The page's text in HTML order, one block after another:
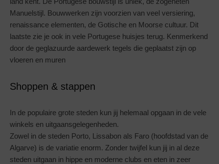
Manuelstijl. Bouwwerken zijn voorzien van veel versiering,
renaissance elementen, de Gotische en Moorse cultuur. Dit
laatste zie je ook in vele Portugese huisjes terug. Kenmerkend
door de geglazuurde aardewerk tegels die geplaatst zijn op
vloeren en muren
Shoppen & stappen
In de populaire grote steden kun jij helemaal opgaan in de vele
winkels en uitgaansgelegenheden.
Zowel in de steden Porto, Lissabon als Faro (hoofdstad van de
Algarve) is de variatie enorm. Zonder twijfel kun jij in al deze
steden uitgaan in hippe en moderne clubs en eten in zeer